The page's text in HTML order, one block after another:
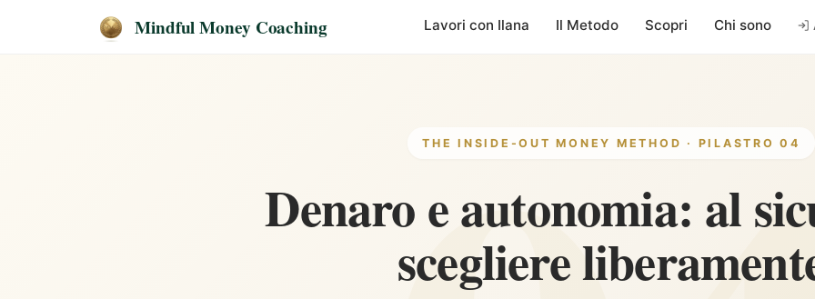
Mindful Money Coaching Lavori con Ilana Il Metodo Scopri Chi sono
THE INSIDE-OUT MONEY METHOD · PILASTRO 04
Denaro e autonomia: al
scegliere